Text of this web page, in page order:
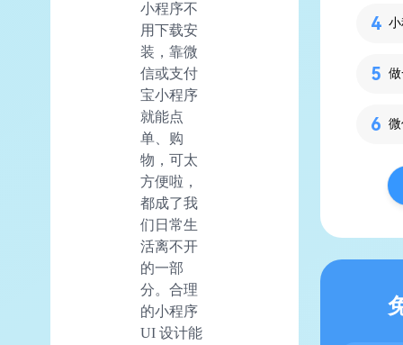
小程序不
用下载安
装，靠微
信或支付
宝小程序
就能点
单、购
物，可太
方便啦，
都成了我
们日常生
活离不开
的一部
分。合理
的小程序
UI 设计能